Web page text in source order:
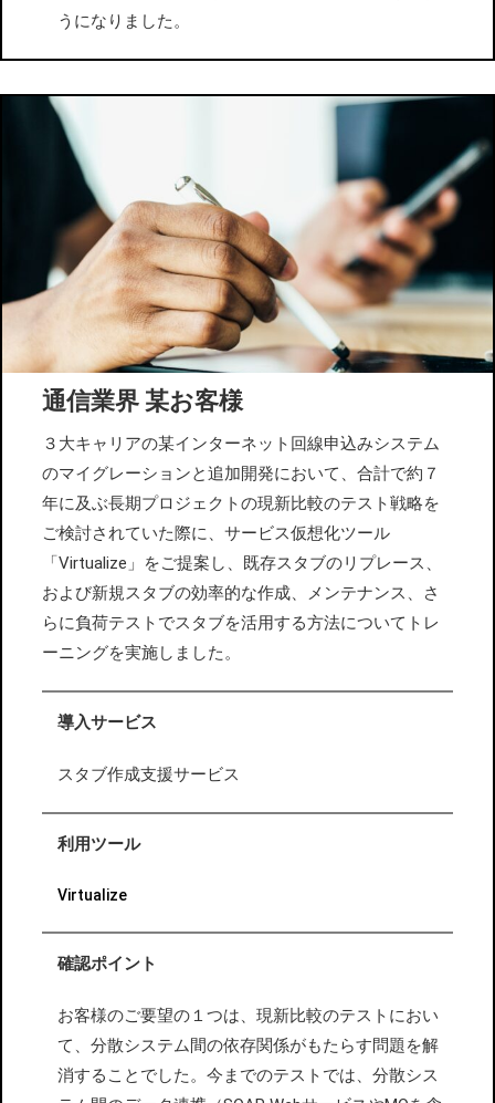
うになりました。
通信業界 某お客様
３大キャリアの某インターネット回線申込みシステム
のマイグレーションと追加開発において、合計で約７
年に及ぶ長期プロジェクトの現新比較のテスト戦略を
ご検討されていた際に、サービス仮想化ツール
「Virtualize」をご提案し、既存スタブのリプレース、
および新規スタブの効率的な作成、メンテナンス、さ
らに負荷テストでスタブを活用する方法についてトレ
ーニングを実施しました。
導入サービス
スタブ作成支援サービス
利用ツール
Virtualize
確認ポイント
お客様のご要望の１つは、現新比較のテストにおい
て、分散システム間の依存関係がもたらす問題を解
消することでした。今までのテストでは、分散シス